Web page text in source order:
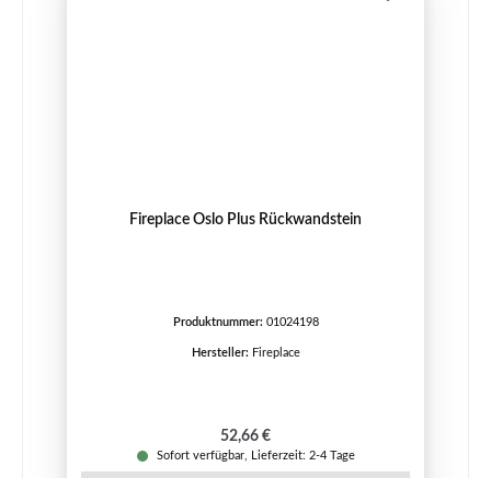
Fireplace Oslo Plus Rückwandstein
Produktnummer: 01024198
Hersteller: Fireplace
Regulärer Preis:
52,66 €
Sofort verfügbar, Lieferzeit: 2-4 Tage